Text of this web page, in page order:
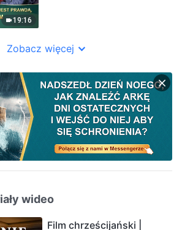
19:16
Zobacz więcej
wideo
Film chrześcijański |